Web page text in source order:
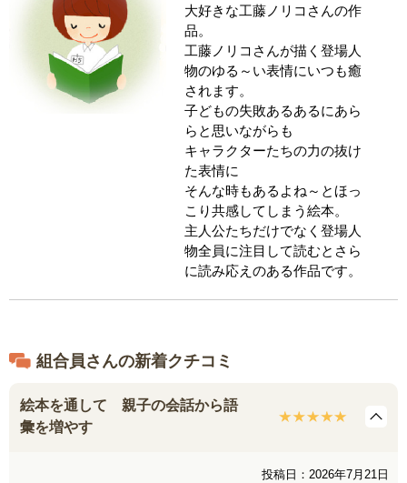
大好きな工藤ノリコさんの作
品。
工藤ノリコさんが描く登場人
物のゆる～い表情にいつも癒
されます。
子どもの失敗あるあるにあら
らと思いながらも
キャラクターたちの力の抜け
た表情に
そんな時もあるよね～とほっ
こり共感してしまう絵本。
主人公たちだけでなく登場人
物全員に注目して読むとさら
に読み応えのある作品です。
組合員さんの新着クチコミ
絵本を通して 親子の会話から語
彙を増やす
投稿日：2026年7月21日